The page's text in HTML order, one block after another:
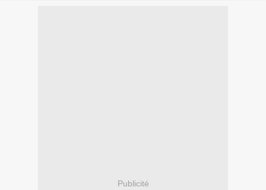
Publicité